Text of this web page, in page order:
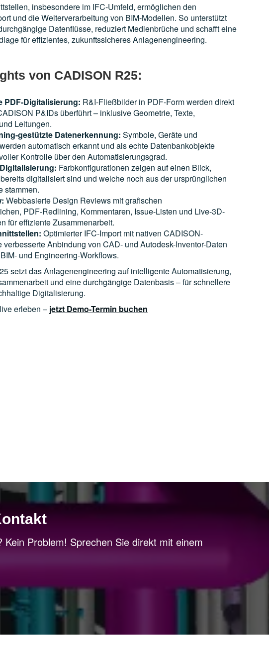
insbesondere im IFC-Umfeld, ermöglichen den
und die Weiterverarbeitung von BIM-Modellen. So unterstützt
Datenflüsse, reduziert Medienbrüche und schafft eine
für effizientes, zukunftssicheres Anlagenengineering.
von CADISON R25:
PDF-Digitalisierung: R&I-Fließbilder in PDF-Form werden direkt
P&IDs überführt – inklusive Geometrie, Texte,
Leitungen.
gestützte Datenerkennung: Symbole, Geräte und
automatisch erkannt und als echte Datenbankobjekte
Kontrolle über den Automatisierungsgrad.
Farbkonfigurationen zeigen auf einen Blick,
digitalisiert sind und welche noch aus der ursprünglichen
stammen.
Webbasierte Design Reviews mit grafischen
PDF-Redlining, Kommentaren, Issue-Listen und Live-3D-
für effiziente Zusammenarbeit.
Optimierter IFC-Import mit nativen CADISON-
verbesserte Anbindung von CAD- und Autodesk-Inventor-Daten
und Engineering-Workflows.
setzt das Anlagenengineering auf intelligente Automatisierung,
und eine durchgängige Datenbasis – für schnellere
Digitalisierung.
erleben – jetzt Demo-Termin buchen
Problem! Sprechen Sie direkt mit einem